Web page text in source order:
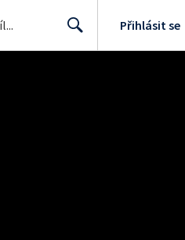
Přihlásit se